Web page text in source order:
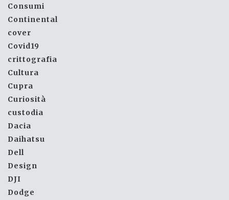
Consumi
Continental
cover
Covid19
crittografia
Cultura
Cupra
Curiosità
custodia
Dacia
Daihatsu
Dell
Design
DJI
Dodge